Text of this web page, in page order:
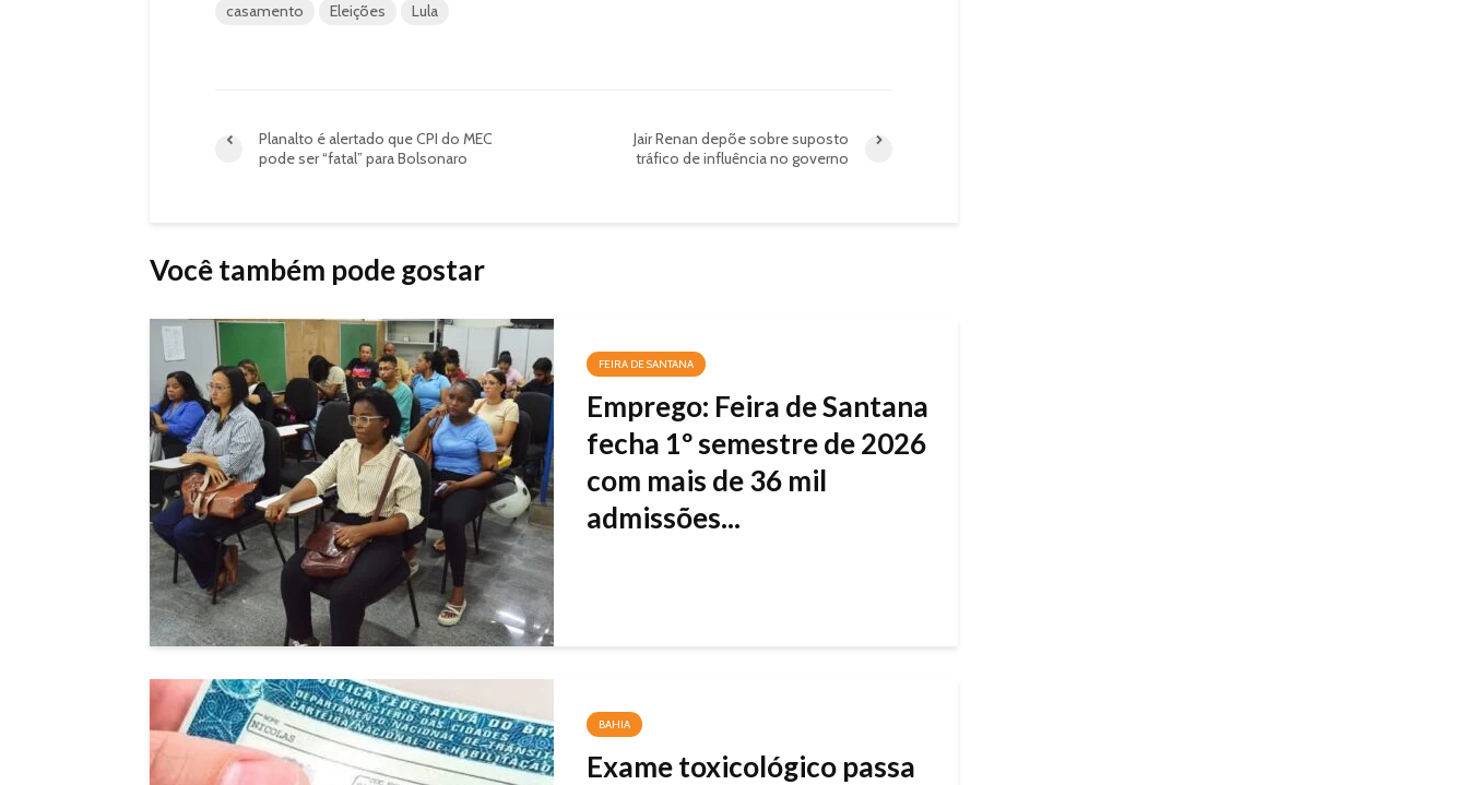
casamento Eleições Lula
Planalto é alertado que CPI do MEC
pode ser “fatal” para Bolsonaro
Jair Renan depõe sobre suposto
tráfico de influência no governo
Você também pode gostar
FEIRA DE SANTANA
Emprego: Feira de Santana
fecha 1º semestre de 2026
com mais de 36 mil
admissões...
BAHIA
Exame toxicológico passa